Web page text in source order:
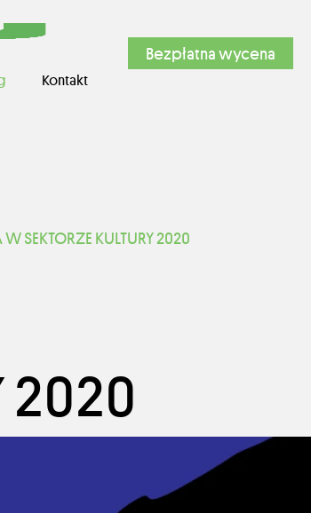
Kontakt
Bezpłatna wycena
SEKTORZE KULTURY 2020
2020